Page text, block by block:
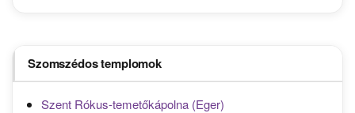
Szomszédos templomok
Szent Rókus-temetőkápolna (Eger)